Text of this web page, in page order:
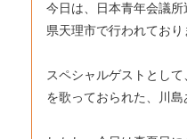
今日は、日本青年会議
県天理市で行われており
スペシャルゲストとし
を歌っておられた、川